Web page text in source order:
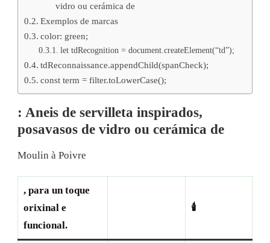
vidro ou cerámica de
Exemplos de marcas
color: green;
let tdRecognition = document.createElement(“td”);
tdReconnaissance.appendChild(spanCheck);
const term = filter.toLowerCase();
: Aneis de servilleta inspirados,
posavasos de vidro ou cerámica de
Moulin à Poivre
, para un toque
orixinal e
funcional.
🕯️